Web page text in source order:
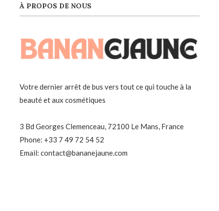
À PROPOS DE NOUS
Votre dernier arrêt de bus vers tout ce qui touche à la
beauté et aux cosmétiques
3 Bd Georges Clemenceau, 72100 Le Mans, France
Phone: +33 7 49 72 54 52
Email: contact@bananejaune.com